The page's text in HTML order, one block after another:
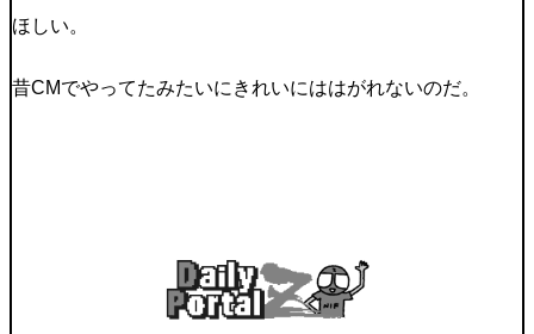
ほしい。
昔CMでやってたみたいにきれいにははがれないのだ。